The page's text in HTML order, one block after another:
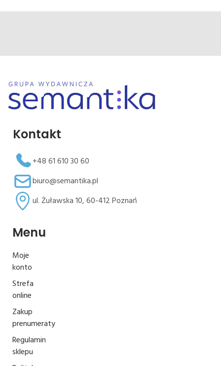
Kontakt
+48 61 610 30 60
biuro@semantika.pl
ul. Żuławska 10, 60-412 Poznań
Menu
Moje
konto
Strefa
online
Zakup
prenumeraty
Regulamin
sklepu